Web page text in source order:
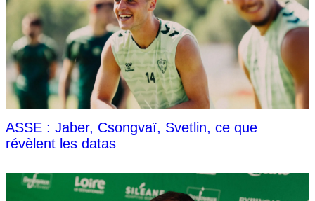
ASSE : Jaber, Csongvaï, Svetlin, ce que
révèlent les datas